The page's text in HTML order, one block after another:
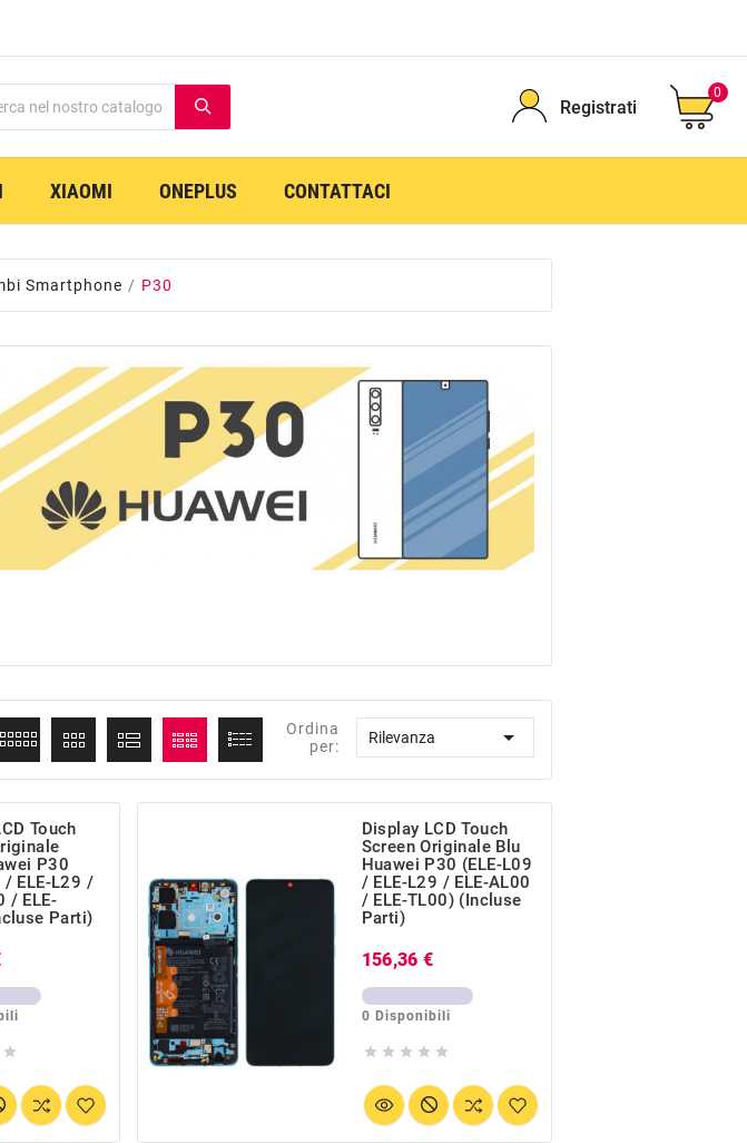
Registrati
0
XIAOMI ONEPLUS CONTATTACI
Smartphone P30
Ordina
per:
Rilevanza 
Touch
P30
/ ELE-L29 /
/ ELE-
Parti)

Display LCD Touch
Screen Originale Blu
Huawei P30 (ELE-L09
/ ELE-L29 / ELE-AL00
/ ELE-TL00) (incluse
Parti)
156,36 €
0 Disponibili
    